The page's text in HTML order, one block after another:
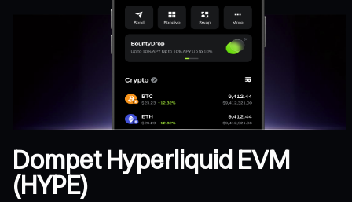
Dompet Hyperliquid EVM
(HYPE)